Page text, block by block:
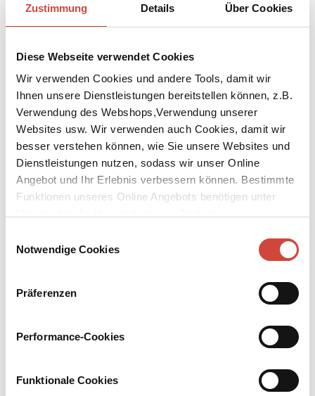
Zustimmung Details Über Cookies
Diese Webseite verwendet Cookies
Wir verwenden Cookies und andere Tools, damit wir
Ihnen unsere Dienstleistungen bereitstellen können, z.B.
Verwendung des Webshops,Verwendung unserer
Websites usw. Wir verwenden auch Cookies, damit wir
besser verstehen können, wie Sie unsere Websites und
Dienstleistungen nutzen, sodass wir unser Online
Angebot und Ihr Erlebnis verbessern können. Bestimmte
Funktionen unseres Online Angebots benötigen unter
Notwendige Cookies
Präferenzen
Performance-Cookies
Funktionale Cookies
Download Bilddatei ↘
Die Waldsteinsonate
Novellen, die vom Zustand jener Unglücklichen erzählen, denen
Nietzsches Wahnsinn, die Goebbels-Kinder, den rätselhaften
Freitod von Kleist und Henriette Vogel, den Nihilisten Alfred
Nervenklinik endete, und über eine Jüdin, die mit einem SS-Mann,
Mehr zum Inhalt